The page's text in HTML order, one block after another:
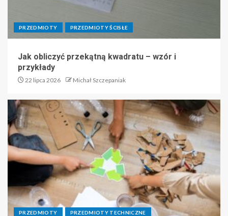
PRZEDMIOTY PRZEDMIOTY ŚCISŁE
Jak obliczyć przekątną kwadratu – wzór i
przykłady
22 lipca 2026 Michał Szczepaniak
PRZEDMIOTY PRZEDMIOTY TECHNICZNE